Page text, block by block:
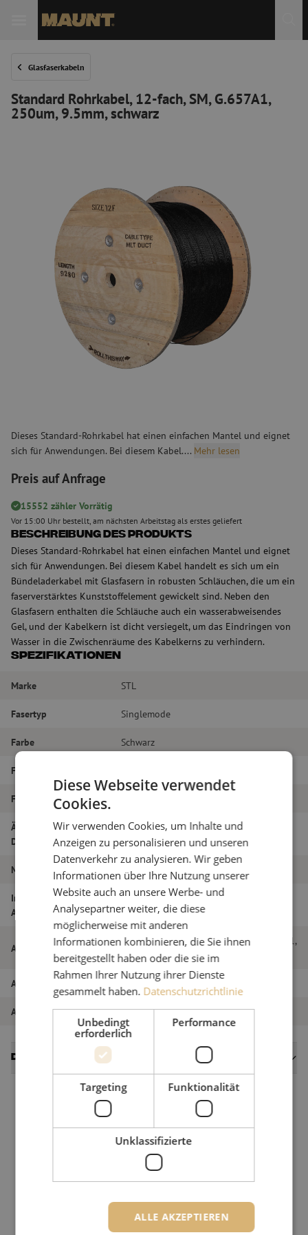
Glasfaserkabeln
Standard Rohrkabel, 12-fach, SM, G.657A1,
250um, 9.5mm, schwarz
Dieses Standard-Rohrkabel hat einen einfachen Mantel und eignet
sich für Anwendungen. Bei diesem Kabel.... Mehr lesen
Preis auf Anfrage
15552 zähler Vorrätig
Vor 15:00 Uhr bestellt, am nächsten Arbeitstag als erstes geliefert
Beschreibung des Produkts
Dieses Standard-Rohrkabel hat einen einfachen Mantel und eignet
sich für Anwendungen. Bei diesem Kabel handelt es sich um ein
Bündeladerkabel mit Glasfasern in robusten Schläuchen, die um ein
faserverstärktes Kunststoffelement gewickelt sind. Neben den
Glasfasern enthalten die Schläuche auch ein wasserabweisendes
Gel, und der Kabelkern ist dicht versiegelt, um das Eindringen von
Wasser in die Zwischenräume des Kabelkerns zu verhindern.
Spezifikationen
Marke STL
Fasertyp Singlemode
Farbe Schwarz
Faser-Typ
Faseranzahl
Äußerer
Durchmesser (mm)
9.5
Material Polyäthylen
Innen- oder
Außenkabel
Außenkabel
Artikelname
Standard Rohrkabel, 12-fach, SM, G.657A1,
250um, 9.5mm, schwarz
Artikel Nummer M00000934
Art des Produkts Singlemode
Datenblätter
Diese Webseite verwendet
Cookies.
Wir verwenden Cookies, um Inhalte und
Anzeigen zu personalisieren und unseren
Datenverkehr zu analysieren. Wir geben
Informationen über Ihre Nutzung unserer
Website auch an unsere Werbe- und
Analysepartner weiter, die diese
möglicherweise mit anderen
Informationen kombinieren, die Sie ihnen
bereitgestellt haben oder die sie im
Rahmen Ihrer Nutzung ihrer Dienste
gesammelt haben. Datenschutzrichtlinie
Unbedingt
erforderlich
Performance
Targeting Funktionalität
Unklassifizierte
ALLE AKZEPTIEREN